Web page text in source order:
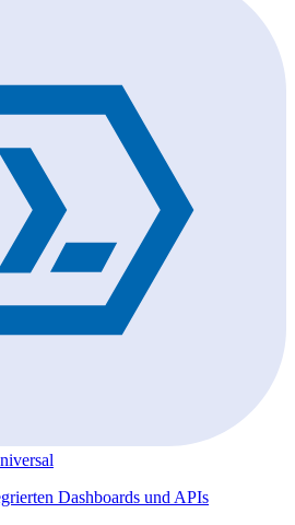
Dashboards und APIs